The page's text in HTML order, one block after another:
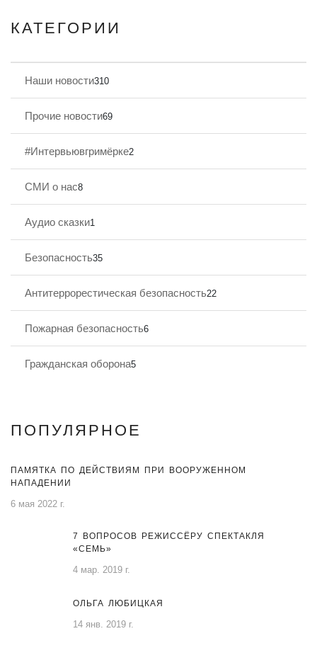
КАТЕГОРИИ
Наши новости310
Прочие новости69
#Интервьювгримёрке2
СМИ о нас8
Аудио сказки1
Безопасность35
Антитеррорестическая безопасность22
Пожарная безопасность6
Гражданская оборона5
ПОПУЛЯРНОЕ
ПАМЯТКА ПО ДЕЙСТВИЯМ ПРИ ВООРУЖЕННОМ
НАПАДЕНИИ
6 мая 2022 г.
7 ВОПРОСОВ РЕЖИССЁРУ СПЕКТАКЛЯ
«СЕМЬ»
4 мар. 2019 г.
ОЛЬГА ЛЮБИЦКАЯ
14 янв. 2019 г.